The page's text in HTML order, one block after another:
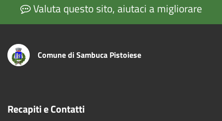
Valuta questo sito, aiutaci a migliorare
Comune di Sambuca Pistoiese
Recapiti e Contatti